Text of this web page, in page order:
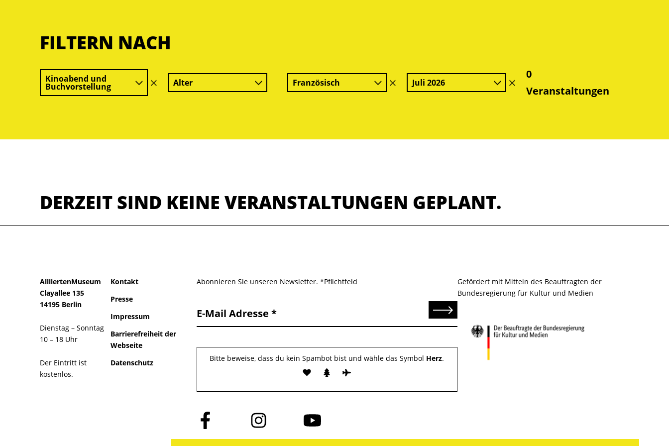
FILTERN NACH
Kinoabend und
Buchvorstellung
Filter
löschen
Alter Französisch
Filter
löschen
Juli 2026
Filter
löschen
0
Veranstaltungen
DERZEIT SIND KEINE VERANSTALTUNGEN GEPLANT.
AlliiertenMuseum
Clayallee 135
14195 Berlin
Dienstag – Sonntag
10 – 18 Uhr
Der Eintritt ist
kostenlos.
Kontakt
Presse
Impressum
Barrierefreiheit der
Webseite
Datenschutz
Abonnieren Sie unseren Newsletter. *Pflichtfeld
E-Mail Adresse Senden
Bitte beweise, dass du kein Spambot bist und wähle das Symbol Herz.
Folge
uns
auf
Folge
uns
auf
Folge
uns
auf
Gefördert mit Mitteln des Beauftragten der
Bundesregierung für Kultur und Medien